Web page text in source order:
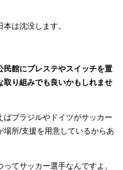
は沈没します。
民館にプレステやスイッチを置
取り組みでも良いかもしれませ
ばブラジルやドイツがサッカー
場所/支援を用意しているからあ
てサッカー選手なんですよ。